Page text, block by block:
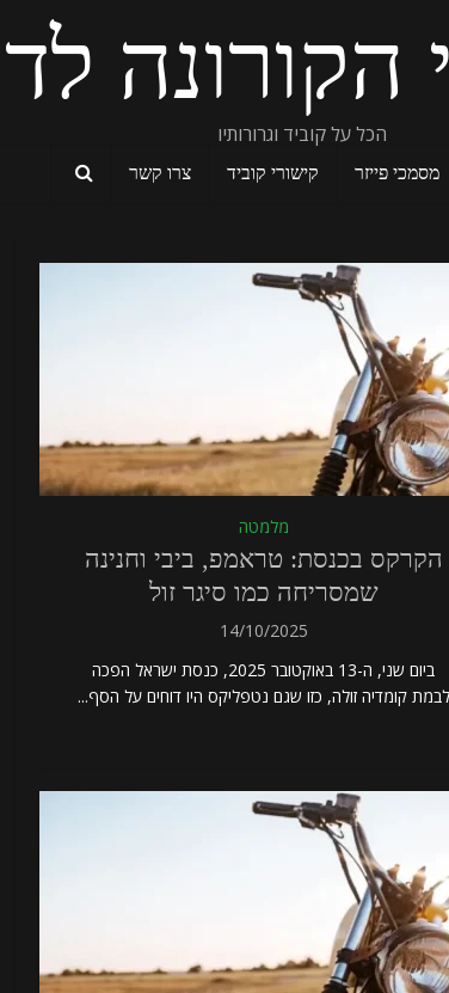
הקורונה
הכל על קוביד וגרורותיו
מסמכי פייזר קישורי קוביד צרו קשר
מלמטה
הקרקס בכנסת: טראמפ, ביבי וחנינה
שמסריחה כמו סיגר זול
14/10/2025
ביום שני, ה-13 באוקטובר 2025, כנסת ישראל הפכה
לבמת קומדיה זולה, כזו שגם נטפליקס היו דוחים על הסף...